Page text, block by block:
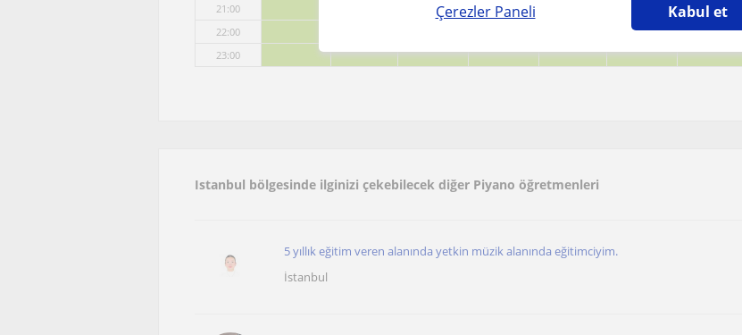
Çerezler Paneli Kabul et
21:00
22:00
23:00
Istanbul bölgesinde ilginizi çekebilecek diğer Piyano öğretmenleri
5 yıllık eğitim veren alanında yetkin müzik alanında eğitimciyim.
İstanbul